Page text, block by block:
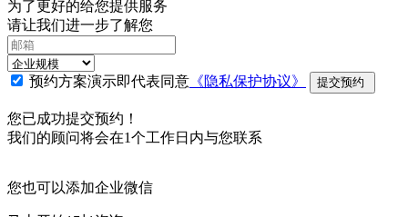
为了更好的给您提供服务
请让我们进一步了解您
预约方案演示即代表同意 《隐私保护协议》 提交预约
您已成功提交预约！
我们的顾问将会在1个工作日内与您联系
您也可以添加企业微信